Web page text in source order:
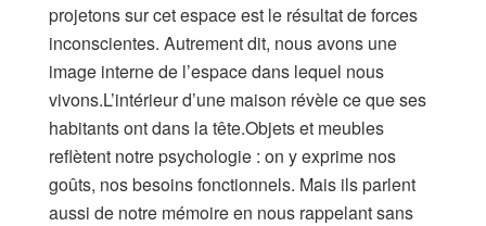
projetons sur cet espace est le résultat de forces
inconscientes. Autrement dit, nous avons une
image interne de l’espace dans lequel nous
vivons.L’intérieur d’une maison révèle ce que ses
habitants ont dans la tête.Objets et meubles
reflètent notre psychologie : on y exprime nos
goûts, nos besoins fonctionnels. Mais ils parlent
aussi de notre mémoire en nous rappelant sans